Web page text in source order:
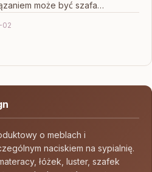
może być szafa
02
o meblach i
naciskiem na sypialnię.
łóżek, luster, szafek